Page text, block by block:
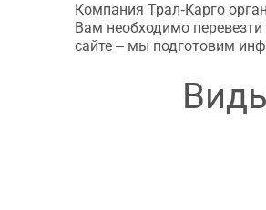
Компания Трал-Карго
Вам необходимо
сайте – мы подготовим